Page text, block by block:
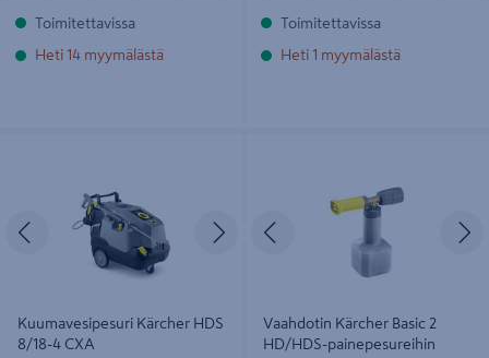
Toimitettavissa
Heti 14 myymälästä
Toimitettavissa
Heti 1 myymälästä
Edellinen Seuraava
Kuumavesipesuri Kärcher HDS
8/18-4 CXA
Edellinen
Vaahdotin Kärcher Basic 2
HD/HDS-painepesureihin